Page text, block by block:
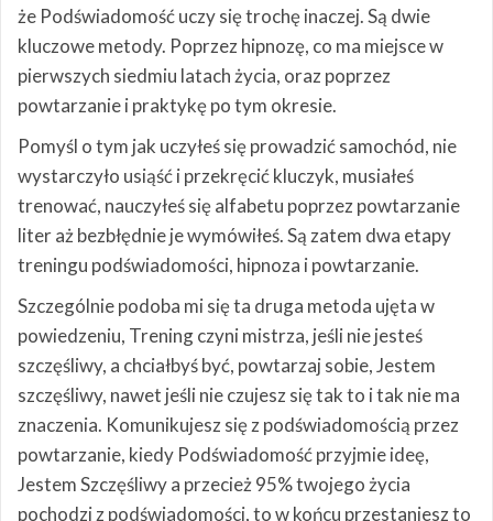
że Podświadomość uczy się trochę inaczej. Są dwie
kluczowe metody. Poprzez hipnozę, co ma miejsce w
pierwszych siedmiu latach życia, oraz poprzez
powtarzanie i praktykę po tym okresie.
Pomyśl o tym jak uczyłeś się prowadzić samochód, nie
wystarczyło usiąść i przekręcić kluczyk, musiałeś
trenować, nauczyłeś się alfabetu poprzez powtarzanie
liter aż bezbłędnie je wymówiłeś. Są zatem dwa etapy
treningu podświadomości, hipnoza i powtarzanie.
Szczególnie podoba mi się ta druga metoda ujęta w
powiedzeniu, Trening czyni mistrza, jeśli nie jesteś
szczęśliwy, a chciałbyś być, powtarzaj sobie, Jestem
szczęśliwy, nawet jeśli nie czujesz się tak to i tak nie ma
znaczenia. Komunikujesz się z podświadomością przez
powtarzanie, kiedy Podświadomość przyjmie ideę,
Jestem Szczęśliwy a przecież 95% twojego życia
pochodzi z podświadomości, to w końcu przestaniesz to